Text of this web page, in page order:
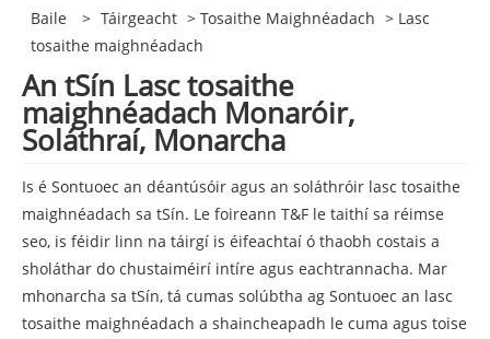
Baile > Táirgeacht >Tosaithe Maighnéadach > Lasc
tosaithe maighnéadach
An tSín Lasc tosaithe
maighnéadach Monaróir,
Soláthraí, Monarcha
Is é Sontuoec an déantúsóir agus an soláthróir lasc tosaithe
maighnéadach sa tSín. Le foireann T&F le taithí sa réimse
seo, is féidir linn na táirgí is éifeachtaí ó thaobh costais a
sholáthar do chustaiméirí intíre agus eachtrannacha. Mar
mhonarcha sa tSín, tá cumas solúbtha ag Sontuoec an lasc
tosaithe maighnéadach a shaincheapadh le cuma agus toise